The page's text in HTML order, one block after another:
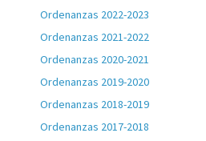
Ordenanzas 2022-2023
Ordenanzas 2021-2022
Ordenanzas 2020-2021
Ordenanzas 2019-2020
Ordenanzas 2018-2019
Ordenanzas 2017-2018